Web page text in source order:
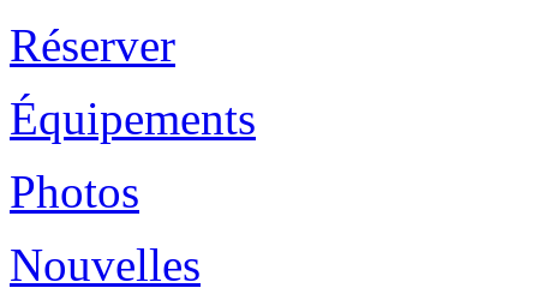
Réserver
Équipements
Photos
Nouvelles